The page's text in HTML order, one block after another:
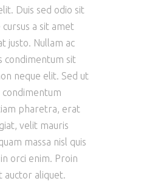
Duis sed odio sit
a sit amet
justo. Nullam ac
condimentum sit
neque elit. Sed ut
pharetra, erat
velit mauris
massa nisl quis
orci enim. Proin
auctor aliquet.